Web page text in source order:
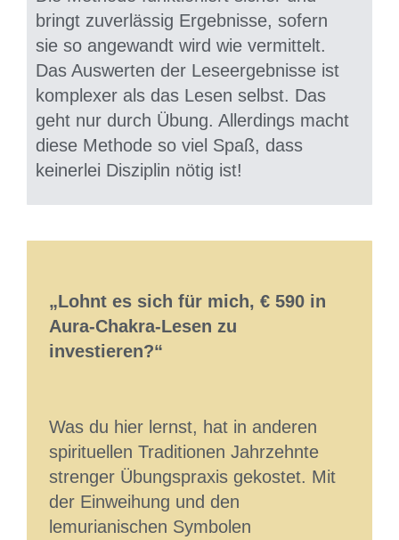
bringt zuverlässig Ergebnisse, sofern
sie so angewandt wird wie vermittelt.
Das Auswerten der Leseergebnisse ist
komplexer als das Lesen selbst. Das
geht nur durch Übung. Allerdings macht
diese Methode so viel Spaß, dass
keinerlei Disziplin nötig ist!
„Lohnt es sich für mich, € 590 in
Aura-Chakra-Lesen zu
investieren?“
Was du hier lernst, hat in anderen
spirituellen Traditionen Jahrzehnte
strenger Übungspraxis gekostet. Mit
der Einweihung und den
lemurianischen Symbolen